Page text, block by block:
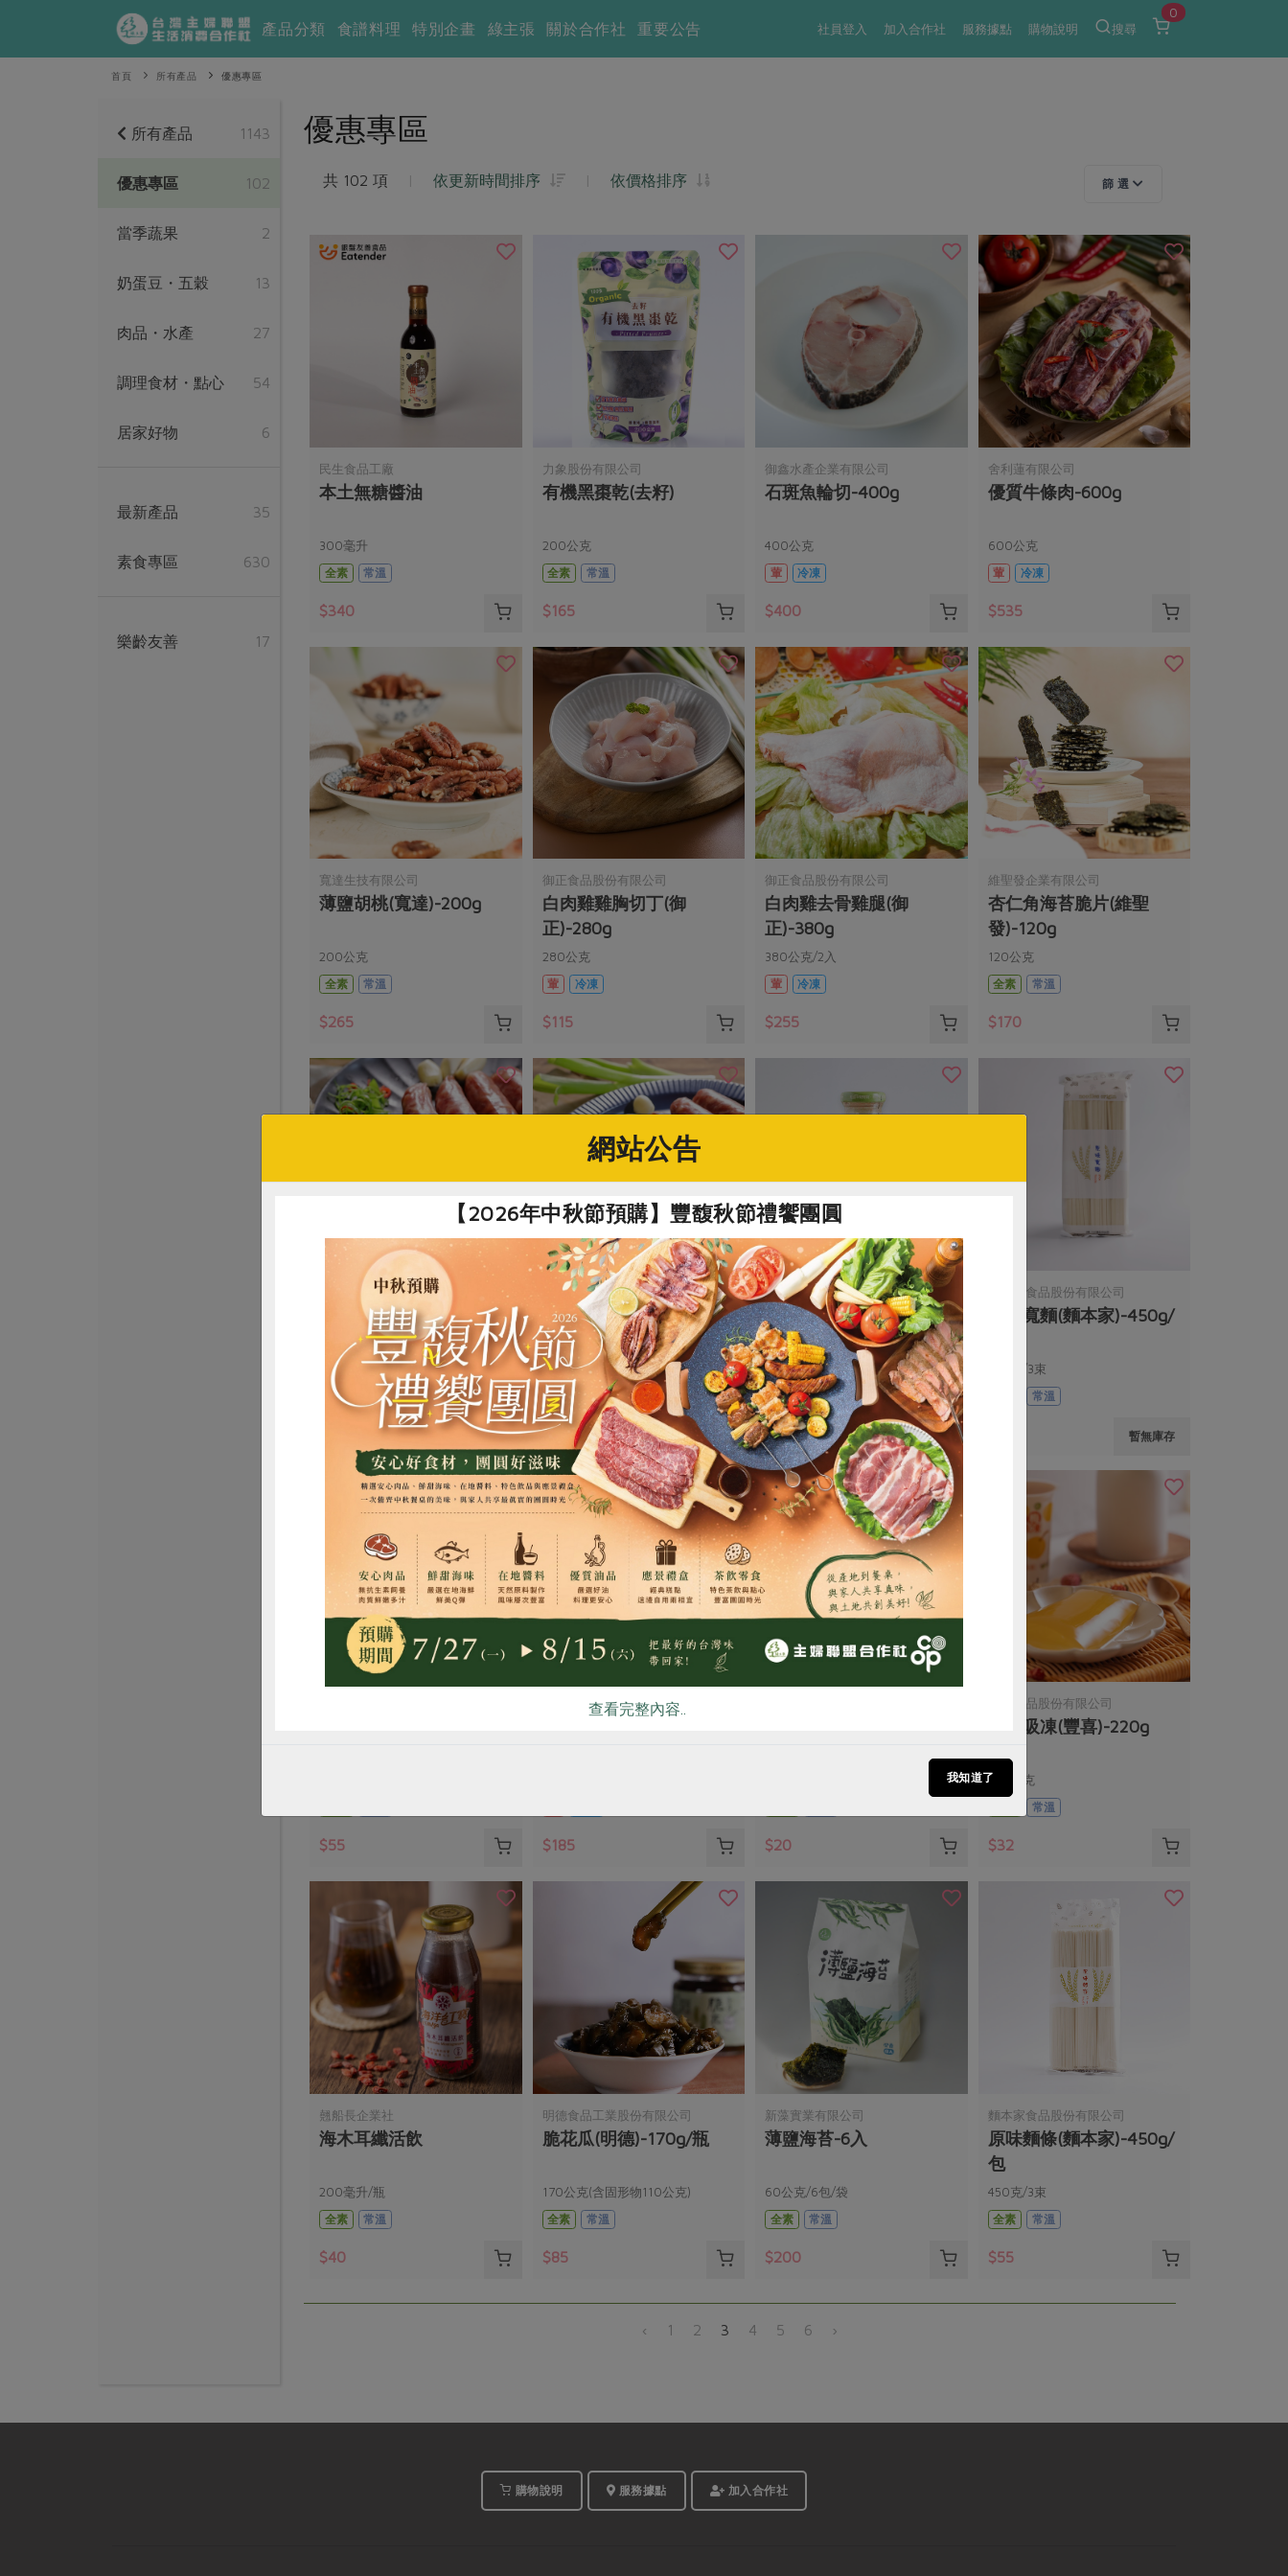
社員登入 加入合作社 服務據點 購物說明 搜尋
0
產品分類 食譜料理 特別企畫 綠主張 關於合作社 重要公告
首頁 所有產品 優惠專區
優惠專區
共 102 項 | 依更新時間排序 | 依價格排序 篩 選
民生食品工廠
本土無糖醬油
300毫升
全素
常溫
$340
力象股份有限公司
有機黑棗乾(去籽)
200公克
全素
常溫
$165
御鑫水產企業有限公司
石斑魚輪切-400g
400公克
葷
冷凍
$400
舍利蓮有限公司
優質牛條肉-600g
600公克
葷
冷凍
$535
寬達生技有限公司
薄鹽胡桃(寬達)-200g
200公克
全素
常溫
$265
御正食品股份有限公司
白肉雞雞胸切丁(御
正)-280g
280公克
葷
冷凍
$115
御正食品股份有限公司
白肉雞去骨雞腿(御
正)-380g
380公克/2入
葷
冷凍
$255
維聖發企業有限公司
杏仁角海苔脆片(維聖
發)-120g
120公克
全素
常溫
$170
保證責任花蓮縣肉品運銷合作社
蒜味香腸
300公克/6入
葷
保證責任花蓮縣肉品運銷合作社
原味香腸
300公克/6入
葷
冷凍
$200
臺灣可果美股份有限公司
奧納芮有機番茄汁(台灣可
果美)-295ml/瓶
295ml
全素
常溫
$55
麵本家食品股份有限公司
原味寬麵(麵本家)-450g/
450克/3束
常溫
暫無庫存
$55 $185 $20
豐喜食品股份有限公司
黃梅吸凍(豐喜)-220g
220公克
常溫
$32
翹船長企業社
海木耳纖活飲
200毫升/瓶
全素
常溫
$40
明德食品工業股份有限公司
脆花瓜(明德)-170g/瓶
170公克(含固形物110公克)
全素
常溫
$85
新藻實業有限公司
薄鹽海苔-6入
60公克/6包/袋
全素
常溫
$200
麵本家食品股份有限公司
原味麵條(麵本家)-450g/
包
450克/3束
全素
常溫
$55
‹ 1 2 3 4 5 6 ›
所有產品 1143
優惠專區 102
當季蔬果 2
奶蛋豆・五穀 13
肉品・水產 27
調理食材・點心 54
居家好物 6
最新產品 35
素食專區 630
樂齡友善 17
購物說明 服務據點 加入合作社
惜食 RPET 食譜 減硝酸鹽 雞蛋 食安 共同購買
網站公告
【2026年中秋節預購】豐馥秋節禮饗團圓
查看完整內容..
我知道了